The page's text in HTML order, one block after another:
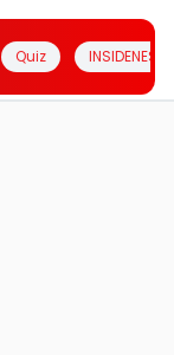
Quiz INSIDENESIA